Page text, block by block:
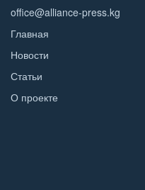
office@alliance-press.kg
Главная
Новости
Статьи
О проекте